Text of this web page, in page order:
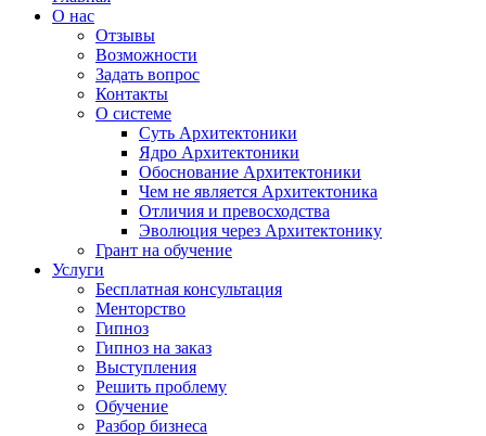
О нас
Отзывы
Возможности
Задать вопрос
Контакты
О системе
Суть Архитектоники
Ядро Архитектоники
Обоснование Архитектоники
Чем не является Архитектоника
Отличия и превосходства
Эволюция через Архитектонику
Грант на обучение
Услуги
Бесплатная консультация
Менторство
Гипноз
Гипноз на заказ
Выступления
Решить проблему
Обучение
Разбор бизнеса